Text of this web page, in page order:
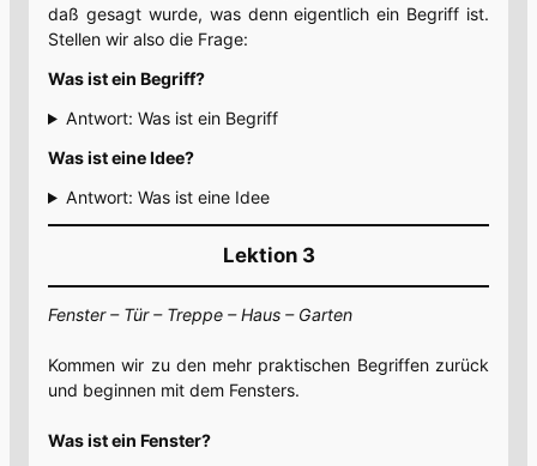
daß gesagt wurde, was denn eigentlich ein Begriff ist.
Stellen wir also die Frage:
Was ist ein Begriff?
Antwort: Was ist ein Begriff
Was ist eine Idee?
Antwort: Was ist eine Idee
Lektion 3
Fenster – Tür – Treppe – Haus – Garten
Kommen wir zu den mehr praktischen Begriffen zurück
und beginnen mit dem Fensters.
Was ist ein Fenster?